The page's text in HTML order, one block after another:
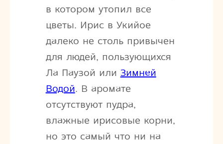
в котором утопил все
цветы. Ирис в Укийое
далеко не столь привычен
для людей, пользующихся
Ла Паузой или Зимней
Водой. В аромате
отсутствуют пудра,
влажные ирисовые корни,
но это самый что ни на